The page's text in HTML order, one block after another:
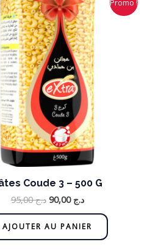
Promo !
Coude 3 – 500 G
د.ج95,00
prix
initial
était :
د.ج 95,00.
د.ج 90,00
prix
actuel
est :
AJOUTER AU PANIER